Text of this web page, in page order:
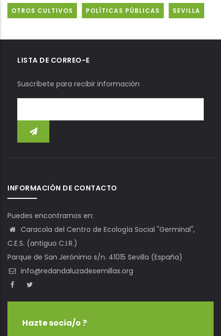
OTROS CULTIVOS POLÍTICAS PÚBLICAS SEVILLA
LISTA DE CORREO-E
Suscríbete para recibir información
INFORMACIÓN DE CONTACTO
Puedes encontrarnos en:
Caracola del Centro de Ecología Social "Germinal",
C.E.S. (antiguo C.I.R.)
Parque de San Jerónimo s/n. 41015 Sevilla (España)
info@redandaluzadesemillas.org
Hazte socia/o ?